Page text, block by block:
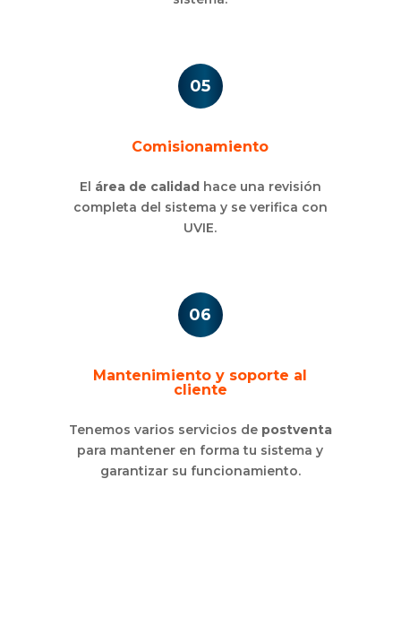
05
Comisionamiento
El área de calidad hace una revisión
completa del sistema y se verifica con
UVIE.
06
Mantenimiento y soporte al
cliente
Tenemos varios servicios de postventa
para mantener en forma tu sistema y
garantizar su funcionamiento.